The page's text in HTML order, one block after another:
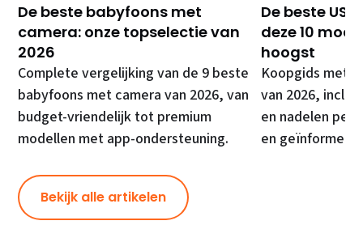
De beste babyfoons met
camera: onze topselectie van
2026
Complete vergelijking van de 9 beste
babyfoons met camera van 2026, van
budget-vriendelijk tot premium
modellen met app-ondersteuning.
De beste
deze 10
hoogst
Koopgids met
van 2026,
en nadelen per
en
Bekijk alle artikelen